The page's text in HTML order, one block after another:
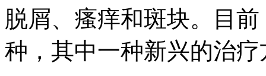
脱屑、瘙痒和斑块。目
种，其中一种新兴的治